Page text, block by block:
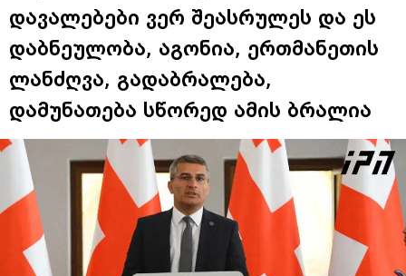
დავალებები ვერ შეასრულეს და ეს
დაბნეულობა, აგონია, ერთმანეთის
ლანძღვა, გადაბრალება,
დამუნათება სწორედ ამის ბრალია